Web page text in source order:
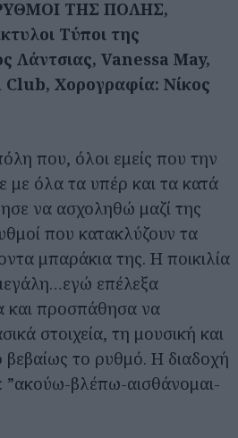
ΤΗΣ ΠΟΛΗΣ,
Τύποι της
Λάντσιας, Vanessa May,
Club, Χορογραφία: Νίκος
που, όλοι εμείς που την
με όλα τα υπέρ και τα κατά
να ασχοληθώ μαζί της
που κατακλύζουν τα
μπαράκια της. Η ποικιλία
επέλεξα
και προσπάθησα να
στοιχεία, τη μουσική και
το ρυθμό. Η διαδοχή
”ακούω-βλέπω-αισθάνομαι-